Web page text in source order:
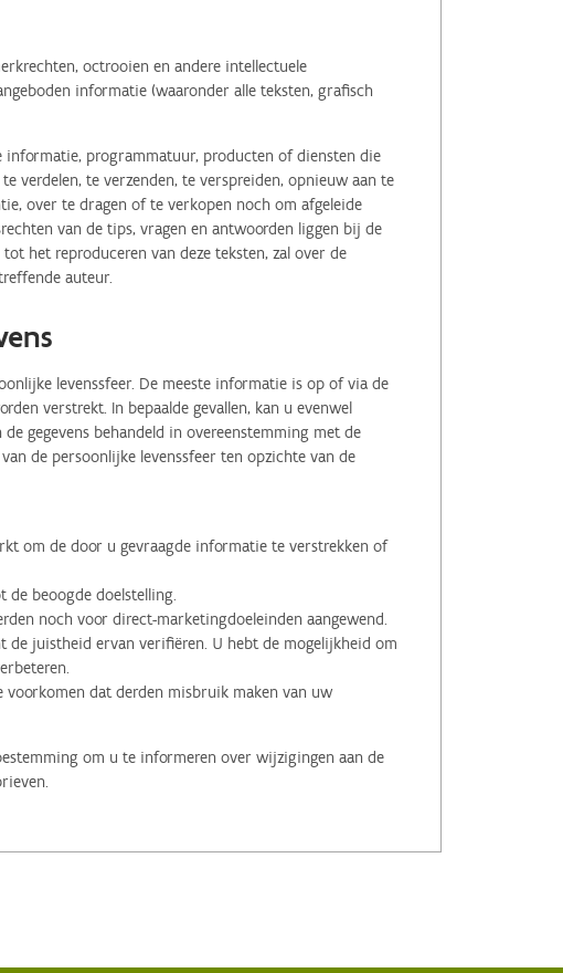
octrooien en andere intellectuele
informatie (waaronder alle teksten, grafisch
programmatuur, producten of diensten die
verdelen, te verzenden, te verspreiden, opnieuw aan te
over te dragen of te verkopen noch om afgeleide
van de tips, vragen en antwoorden liggen bij de
het reproduceren van deze teksten, zal over de
auteur.
levenssfeer. De meeste informatie is op of via de
verstrekt. In bepaalde gevallen, kan u evenwel
gegevens behandeld in overeenstemming met de
de persoonlijke levenssfeer ten opzichte van de
om de door u gevraagde informatie te verstrekken of
beoogde doelstelling.
noch voor direct-marketingdoeleinden aangewend.
juistheid ervan verifiëren. U hebt de mogelijkheid om
dat derden misbruik maken van uw
om u te informeren over wijzigingen aan de